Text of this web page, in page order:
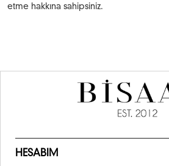
etme hakkına sahipsiniz.
HESABIM